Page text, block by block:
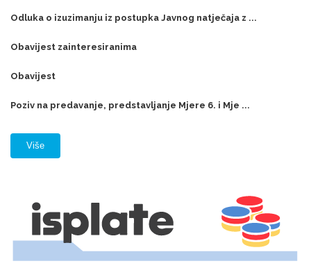
Odluka o izuzimanju iz postupka Javnog natječaja z ...
Obavijest zainteresiranima
Obavijest
Poziv na predavanje, predstavljanje Mjere 6. i Mje ...
Više